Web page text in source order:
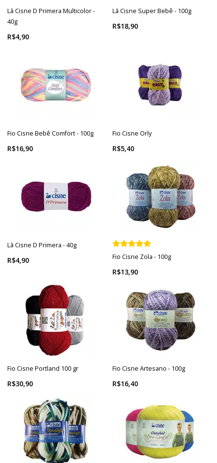
Lã Cisne D Primera Multicolor -
40g
R$4,90
Lã Cisne Super Bebê - 100g
R$18,90
Fio Cisne Bebê Comfort - 100g
R$16,90
Fio Cisne Orly
R$5,40
Lã Cisne D Primera - 40g
R$4,90 Fio Cisne Zola - 100g
R$13,90
Fio Cisne Portland 100 gr
R$30,90
Fio Cisne Artesano - 100g
R$16,40